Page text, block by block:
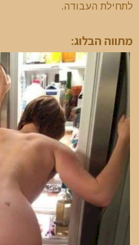
לתחילת העבודה.
מתווה הבלוג: